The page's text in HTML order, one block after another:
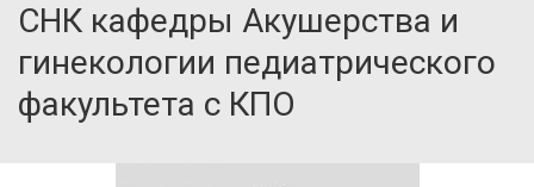
СНК кафедры Акушерства и
гинекологии педиатрического
факультета с КПО